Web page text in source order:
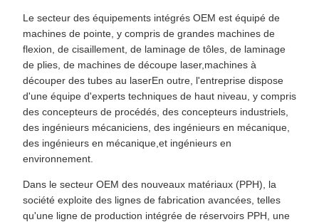
Le secteur des équipements intégrés OEM est équipé de
machines de pointe, y compris de grandes machines de
flexion, de cisaillement, de laminage de tôles, de laminage
de plies, de machines de découpe laser,machines à
découper des tubes au laserEn outre, l'entreprise dispose
d'une équipe d'experts techniques de haut niveau, y compris
des concepteurs de procédés, des concepteurs industriels,
des ingénieurs mécaniciens, des ingénieurs en mécanique,
des ingénieurs en mécanique,et ingénieurs en
environnement.
Dans le secteur OEM des nouveaux matériaux (PPH), la
société exploite des lignes de fabrication avancées, telles
qu'une ligne de production intégrée de réservoirs PPH, une